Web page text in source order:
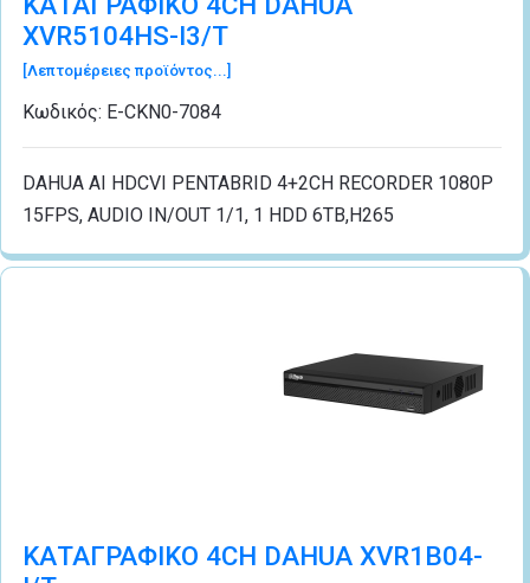
XVR5104HS-I3/T
[Λεπτομέρειες προϊόντος...]
Κωδικός: Ε-CΚN0-7084
DAHUA AI HDCVI PENTABRID 4+2CH RECORDER 1080P
15FPS, AUDIO IN/OUT 1/1, 1 HDD 6TB,H265
ΚΑΤΑΓΡΑΦΙΚΟ 4CH DAHUA XVR1B04-